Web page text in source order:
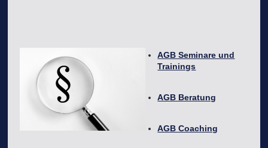
AGB Seminare und
Trainings
AGB Beratung
AGB Coaching